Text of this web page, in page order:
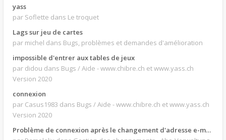
yass
par Soflette dans Le troquet
Lags sur jeu de cartes
par michel dans Bugs, problèmes et demandes d'amélioration
impossible d'entrer aux tables de jeux
par didou dans Bugs / Aide - www.chibre.ch et www.yass.ch
Version 2020
connexion
par Casus1983 dans Bugs / Aide - www.chibre.ch et www.yass.ch
Version 2020
Problème de connexion après le changement d'adresse e-mail.